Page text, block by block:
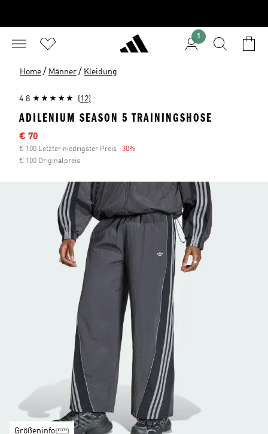
1
Home / Männer / Kleidung
4.8 (12)
ADILENIUM SEASON 5 TRAININGSHOSE
Sale-Preis
€ 70
€ 100 Letzter niedrigster Preis -30%
€ 100 Originalpreis
Größeninfo